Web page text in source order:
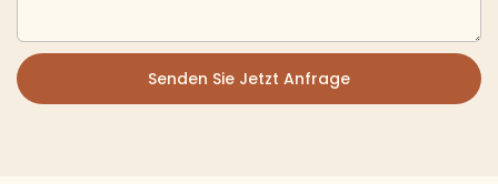
Senden Sie Jetzt Anfrage